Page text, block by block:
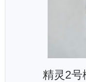
精灵2号